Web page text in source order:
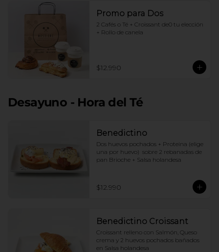
Promo para Dos
2 Cafés o Té + Croissant de0 tu elección
+ Rollo de canela
$12.990
Desayuno - Hora del Té
Benedictino
Dos huevos pochados + Proteina (elige
una por huevo)  sobre 2 rebanadas de
pan Brioche + Salsa holandesa
$12.990
Benedictino Croissant
Croissant relleno con Salmón, Queso
crema y 2 huevos pochados bañados
en Salsa holandesa